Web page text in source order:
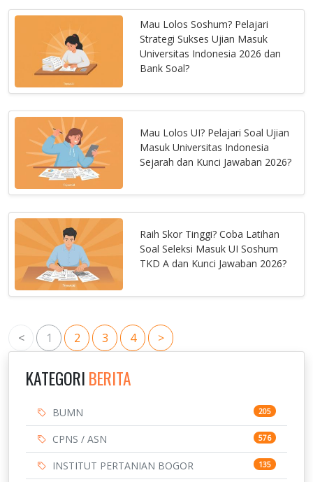
Mau Lolos Soshum? Pelajari
Strategi Sukses Ujian Masuk
Universitas Indonesia 2026 dan
Bank Soal?
Mau Lolos UI? Pelajari Soal Ujian
Masuk Universitas Indonesia
Sejarah dan Kunci Jawaban 2026?
Raih Skor Tinggi? Coba Latihan
Soal Seleksi Masuk UI Soshum
TKD A dan Kunci Jawaban 2026?
< 1 2 3 4 >
KATEGORI BERITA
BUMN 205
CPNS / ASN 576
INSTITUT PERTANIAN BOGOR 135